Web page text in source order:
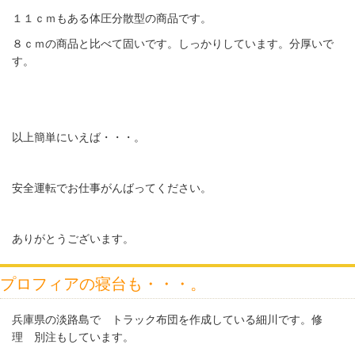
１１ｃｍもある体圧分散型の商品です。
８ｃｍの商品と比べて固いです。しっかりしています。分厚いで
す。
以上簡単にいえば・・・。
安全運転でお仕事がんばってください。
ありがとうございます。
プロフィアの寝台も・・・。
兵庫県の淡路島で トラック布団を作成している細川です。修
理 別注もしています。